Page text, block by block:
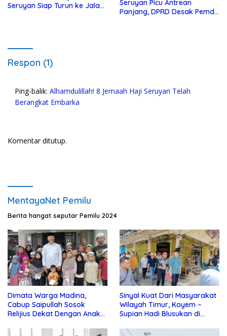
Seruyan Siap Turun ke Jalan
Seruyan Picu Antrean
Panjang, DPRD Desak Pemda
Respon (1)
Ping-balik: Alhamdulillah! 8 Jemaah Haji Seruyan Telah
Berangkat Embarka
Komentar ditutup.
MentayaNet Pemilu
Berita hangat seputar Pemilu 2024
Dimata Warga Madina,
Cabup Saipullah Sosok
Relijius Dekat Dengan Anak
Sinyal Kuat Dari Masyarakat
Wilayah Timur, Koyem –
Supian Hadi Blusukan di